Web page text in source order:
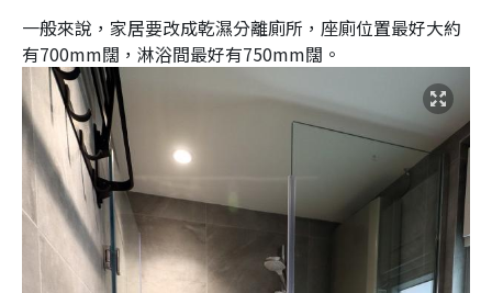
一般來說，家居要改成乾濕分離廁所，座廁位置最好大約
有700mm闊，淋浴間最好有750mm闊。